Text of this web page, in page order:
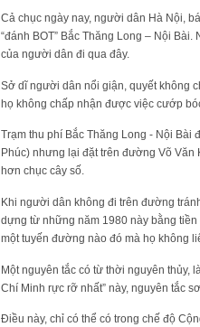
Cả chục ngày nay, người dân Hà Nội,
“đánh BOT” Bắc Thăng Long – Nội
của người dân đi qua đây.
Sở dĩ người dân nổi giận, quyết không
họ không chấp nhận được việc cướp
Trạm thu phí Bắc Thăng Long - Nội Bài
Phúc) nhưng lại đặt trên đường Võ
hơn chục cây số.
Khi người dân không đi trên đường
dựng từ những năm 1980 này bằng
một tuyến đường nào đó mà họ không
Một nguyên tắc có từ thời nguyên thủy,
Chí Minh rực rỡ nhất” này, nguyên tắc
Điều này, chỉ có thể có trong chế độ